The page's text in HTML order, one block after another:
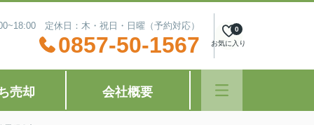
定休日：木・祝日・日曜（予約対応）
0857-50-1567 お気に入り
0
売却 会社概要